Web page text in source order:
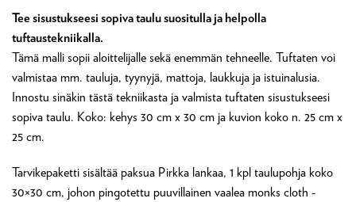
Tee sisustukseesi sopiva taulu suositulla ja helpolla
tuftaustekniikalla.
Tämä malli sopii aloittelijalle sekä enemmän tehneelle. Tuftaten voi
valmistaa mm. tauluja, tyynyjä, mattoja, laukkuja ja istuinalusia.
Innostu sinäkin tästä tekniikasta ja valmista tuftaten sisustukseesi
sopiva taulu. Koko: kehys 30 cm x 30 cm ja kuvion koko n. 25 cm x
25 cm.
Tarvikepaketti sisältää paksua Pirkka lankaa, 1 kpl taulupohja koko
30×30 cm, johon pingotettu puuvillainen vaalea monks cloth -